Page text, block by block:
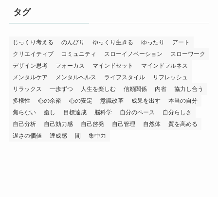
タグ
じっくり考える のんびり ゆっくり生きる ゆったり
アート
クリエイティブ
コミュニティ スローイノベーション
スローワーク
デザイン思考
フォーカス マインドセット
マインドフルネス
メンタルケア
メンタルヘルス ライフスタイル
リフレッシュ
リラックス
一歩ずつ 人生を楽しむ 信頼関係 内省
協力し合う
多様性
心の余裕 心の安定 意識改革 成果を出す
本当の自分
焦らない
癒し 目標達成 脳科学 自分のペース
自分らしさ
自己分析
自己効力感 自己啓発 自己管理 自然体
質を高める
遅さの価値
達成感 間 集中力